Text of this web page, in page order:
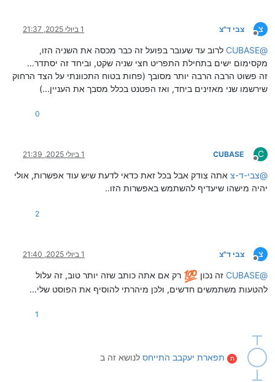
צ
מנותק
צבי ד"צ 1 ביולי 2025, 21:37
@
CUBASE לרוב עד שעובר בפועל זה כבר מכסה את השניה הזו,
מקסימום ישים בתחילת התפריט חצי שניה שקט, וביחד זה יסתדר...
זה פשוט הרבה הרבה יותר מסובך (פחות בטוח התכוונתי על הצד הרחוק
שירשמו שני מאזינים ביחד, ואז הפטנט בכלל מסבך את העניין...)
0
C
מנותק
CUBASE 1 ביולי 2025, 21:39
@צבי-ד-צ אתה צודק אבל בכל זאת כדאי לדעת שיש עוד אפשרות, אולי
יהיה מישהו שיעדיף להשתמש באפשרות הזו..
2
צ
מנותק
צבי ד"צ 1 ביולי 2025, 21:40
@
CUBASE זה נכון
רק אם אתה כותב שזה יותר טוב, זה עלול
להטעות משתמשים חדשים, ולכן מיהרתי להוסיף את הפוסט שלי...
1
ת תפארת יעקבב התייחס לנושא זה ב